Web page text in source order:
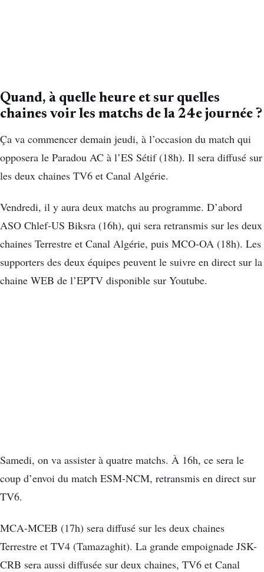
Quand, à quelle heure et sur quelles
chaines voir les matchs de la 24e journée ?
Ça va commencer demain jeudi, à l’occasion du match qui
opposera le Paradou AC à l’ES Sétif (18h). Il sera diffusé sur
les deux chaines TV6 et Canal Algérie.
Vendredi, il y aura deux matchs au programme. D’abord
ASO Chlef-US Biksra (16h), qui sera retransmis sur les deux
chaines Terrestre et Canal Algérie, puis MCO-OA (18h). Les
supporters des deux équipes peuvent le suivre en direct sur la
chaine WEB de l’EPTV disponible sur Youtube.
Samedi, on va assister à quatre matchs. À 16h, ce sera le
coup d’envoi du match ESM-NCM, retransmis en direct sur
TV6.
MCA-MCEB (17h) sera diffusé sur les deux chaines
Terrestre et TV4 (Tamazaghit). La grande empoignade JSK-
CRB sera aussi diffusée sur deux chaines, TV6 et Canal